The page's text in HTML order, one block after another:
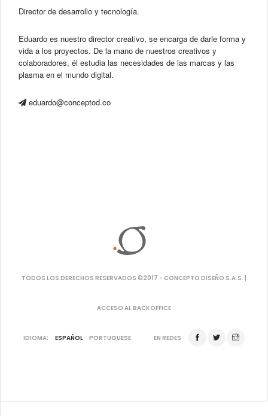
Director de desarrollo y tecnología.
Eduardo es nuestro director creativo, se encarga de darle forma y
vida a los proyectos. De la mano de nuestros creativos y
colaboradores, él estudia las necesidades de las marcas y las
plasma en el mundo digital.
eduardo@conceptod.co
TODOS LOS DERECHOS RESERVADOS ©2017 - CONCEPTO DISEÑO S.A.S. |
ACCESO AL BACKOFFICE
IDIOMA: ESPAÑOL PORTUGUESE EN REDES